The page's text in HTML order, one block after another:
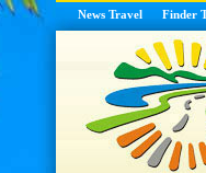
News Travel Finder